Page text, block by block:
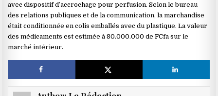
avec dispositif d’accrochage pour perfusion. Selon le bureau
des relations publiques et de la communication, la marchandise
était conditionnée en colis emballés avec du plastique. La valeur
des médicaments est estimée à 80.000.000 de FCfa sur le
marché intérieur.